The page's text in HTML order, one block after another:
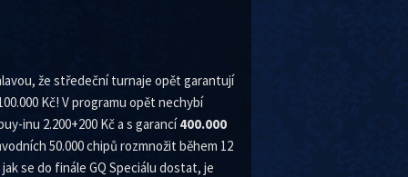
že středeční turnaje opět garantují
Kč! V programu opět nechybí
inu 2.200+200 Kč a s garancí400.000
50.000 chipů rozmnožit během 12
se do finále GQ Speciálu dostat, je